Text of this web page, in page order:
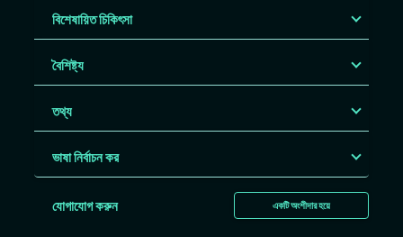
বিশেষায়িত চিকিৎসা
বৈশিষ্ট্য
তথ্য
ভাষা নির্বাচন কর
একটি অংশীদার হয়ে
যোগাযোগ করুন